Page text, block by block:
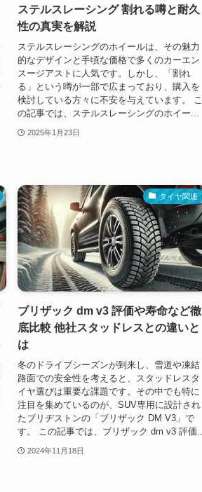
ステルスレーシング 割れる噂と耐久
性の真実を解説
ステルスレーシングのホイールは、その魅力
的なデザインと手頃な価格で多くのカーエン
スージアストに人気です。しかし、「割れ
る」という噂が一部で広まっており、購入を
検討している方々に不安を与えています。 こ
の記事では、ステルスレーシングのホイー...
2025年1月23日
タイヤ関連
ブリザック dm v3 評価や寿命など徹
底比較 他社スタッドレスとの違いと
は
冬のドライブシーズンが到来し、雪道や凍結
路面での安全性を考えると、スタッドレスタ
イヤ選びは重要な課題です。その中でも特に
注目を集めているのが、SUV専用に設計され
たブリヂストンの「ブリザック DM V3」で
す。 この記事では、ブリザック dm v3 評価...
2024年11月18日